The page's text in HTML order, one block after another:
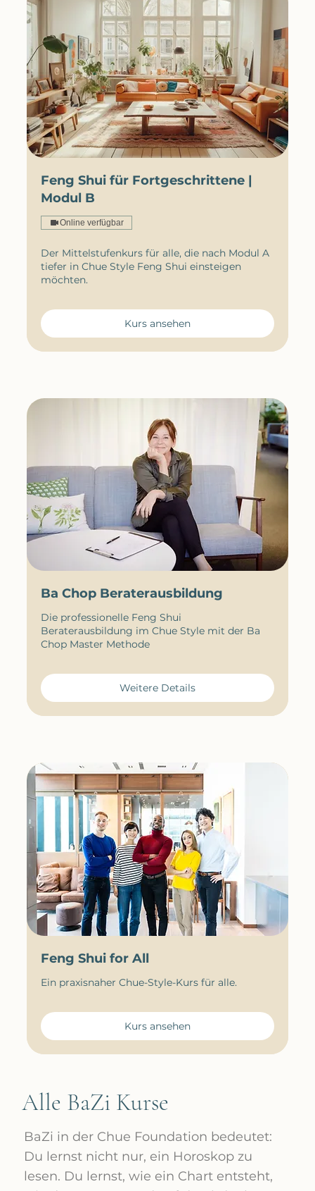
Feng Shui für Fortgeschrittene |
Modul B
Online verfügbar
Der Mittelstufenkurs für alle, die nach Modul A
tiefer in Chue Style Feng Shui einsteigen
möchten.
Kurs ansehen
Ba Chop Beraterausbildung
Die professionelle Feng Shui
Beraterausbildung im Chue Style mit der Ba
Chop Master Methode
Weitere Details
Feng Shui for All
Ein praxisnaher Chue-Style-Kurs für alle.
Kurs ansehen
Alle BaZi Kurse
BaZi in der Chue Foundation bedeutet:
Du lernst nicht nur, ein Horoskop zu
lesen. Du lernst, wie ein Chart entsteht,